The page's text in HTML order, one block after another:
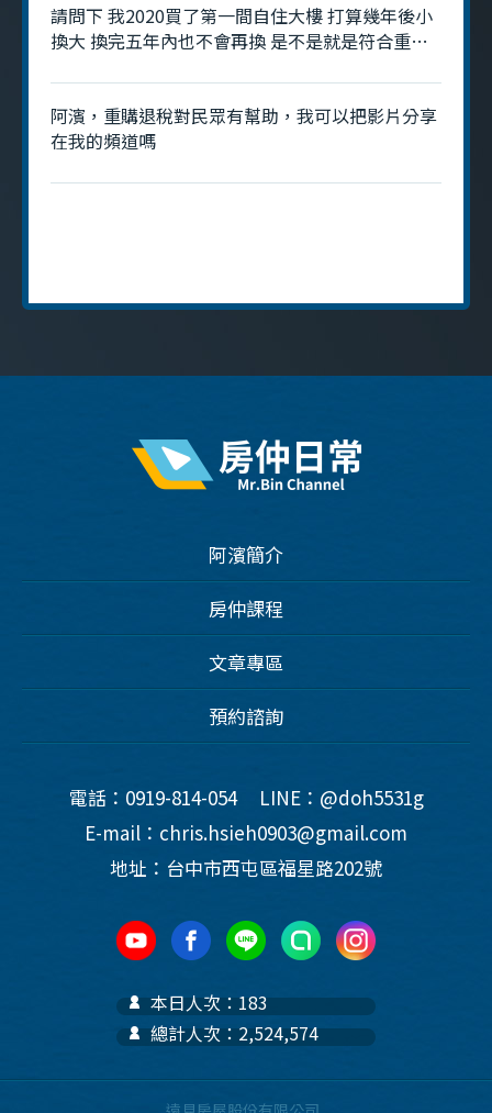
請問下 我2020買了第一間自住大樓 打算幾年後小
換大 換完五年內也不會再換 是不是就是符合重購
一稅?
阿濱，重購退稅對民眾有幫助，我可以把影片分享
在我的頻道嗎
阿濱簡介
房仲課程
文章專區
預約諮詢
電話：0919-814-054
LINE：@doh5531g
E-mail：chris.hsieh0903@gmail.com
地址：台中市西屯區福星路202號
本日人次：183
總計人次：2,524,574